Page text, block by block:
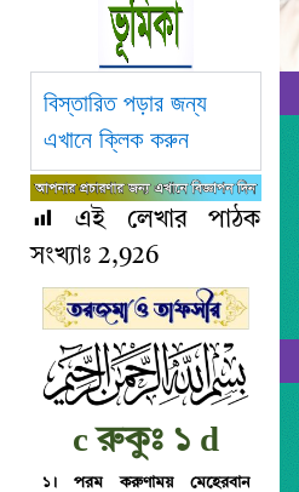
বিস্তারিত পড়ার জন্য
এখানে ক্লিক করুন
এই লেখার পাঠক
সংখ্যাঃ 2,926
c রুকুঃ ১ d
১। পরম করুণাময় মেহেরবান